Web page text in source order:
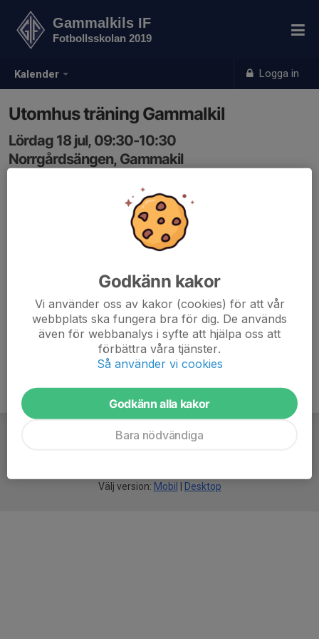
Kalender Logga in
Gammalkils IF
Fotbollsskolan 2019
Utomhus träning Gammalkil
Lördag 18 jul, 09:30-10:30
Norrgårdsängen, Gammakil
Välj version: Mobil Desktop
Godkänn kakor
Vi använder oss av kakor (cookies) för att vår
webbplats ska fungera bra för dig. De används
även för webbanalys i syfte att hjälpa oss att
förbättra våra tjänster.
Så använder vi cookies
Godkänn alla kakor
Bara nödvändiga